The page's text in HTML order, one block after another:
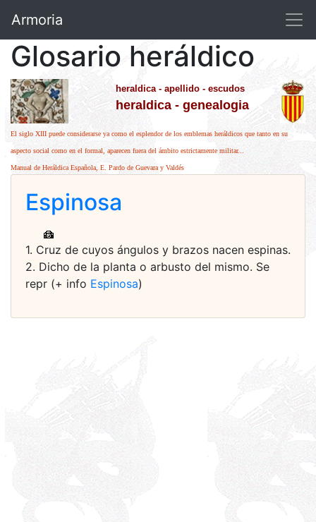
Armoria
Glosario heráldico
heraldica - apellido - escudos
heraldica - genealogia
El siglo XIII puede considerarse ya como el esplendor de los emblemas heráldicos que tanto en su
aspecto social como en el formal, aparecen fuera del ámbito estrictamente militar...
Manual de Heráldica Española, E. Pardo de Guevara y Valdés
Espinosa
1. Cruz de cuyos ángulos y brazos nacen espinas.
2. Dicho de la planta o arbusto del mismo. Se
repr (+ info Espinosa)